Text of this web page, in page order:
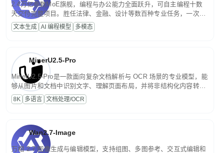
2.4万亿参数MoE旗舰，编程与办公能力全面跃升，可自主编程十数
天交付完整项目。胜任法律、金融、设计等数百种专业任务，一次对
话端到端交付生产级成果。原生视觉理解贯穿规划、执行与验证全流
程，支持超长文档与长视频的深度语义解析。长程任务中自主规划与
文本生成 AI 编程模型 多模态
MinerU2.5-Pro
MinerU2.5-Pro是一款面向复杂文档解析与 OCR 场景的专业模型，能
够从图片和文档中识别文字、理解页面布局，并将非结构化内容转换
为便于存储、检索和二次处理的结构化结果。
8K 多语言 文档处理/OCR
Wan2.7-Image
万相 2.7 图像生成与编辑模型，支持组图、多图参考、交互式编辑和